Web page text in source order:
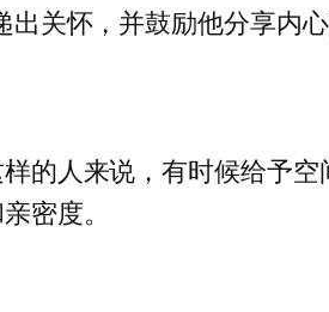
关怀，并鼓励他分享内心
的人来说，有时候给予
密度。